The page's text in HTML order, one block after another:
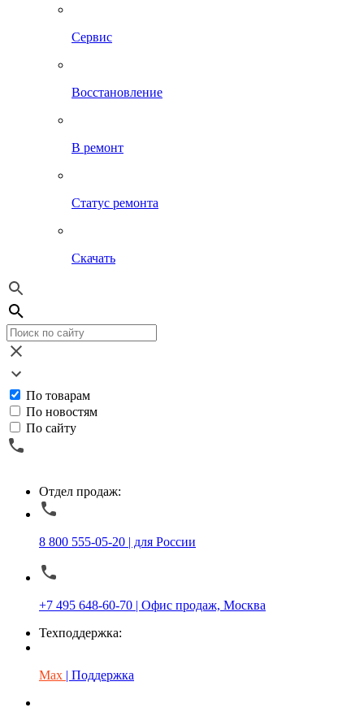
Сервис
Восстановление
В ремонт
Статус ремонта
Скачать
По товарам
По новостям
По сайту
Отдел продаж:
8 800 555-05-20 | для России
+7 495 648-60-70 | Офис продаж, Москва
Техподдержка:
Max | Поддержка